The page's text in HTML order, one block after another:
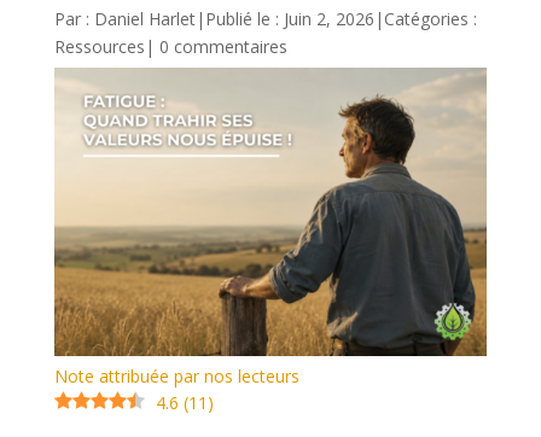
Par : Daniel Harlet| Publié le : Juin 2, 2026 | Catégories :
Ressources | 0 commentaires
Note attribuée par nos lecteurs
4.6 (11 )